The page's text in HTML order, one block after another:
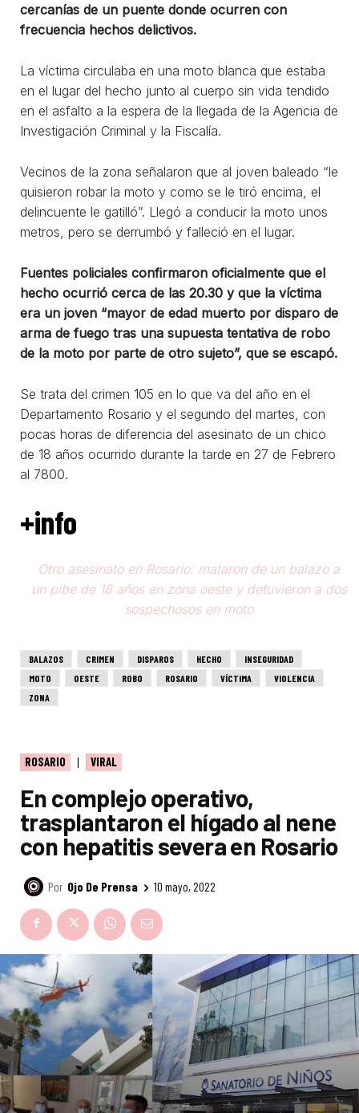
cercanías de un puente donde ocurren con
frecuencia hechos delictivos.
La víctima circulaba en una moto blanca que estaba
en el lugar del hecho junto al cuerpo sin vida tendido
en el asfalto a la espera de la llegada de la Agencia de
Investigación Criminal y la Fiscalía.
Vecinos de la zona señalaron que al joven baleado “le
quisieron robar la moto y como se le tiró encima, el
delincuente le gatilló”. Llegó a conducir la moto unos
metros, pero se derrumbó y falleció en el lugar.
Fuentes policiales confirmaron oficialmente que el
hecho ocurrió cerca de las 20.30 y que la víctima
era un joven “mayor de edad muerto por disparo de
arma de fuego tras una supuesta tentativa de robo
de la moto por parte de otro sujeto”, que se escapó.
Se trata del crimen 105 en lo que va del año en el
Departamento Rosario y el segundo del martes, con
pocas horas de diferencia del asesinato de un chico
de 18 años ocurrido durante la tarde en 27 de Febrero
al 7800.
+info
Otro asesinato en Rosario: mataron de un balazo a
un pibe de 18 años en zona oeste y detuvieron a dos
sospechosos en moto
BALAZOS CRIMEN DISPAROS HECHO
INSEGURIDAD
MOTO
OESTE ROBO ROSARIO VÍCTIMA
VIOLENCIA
ZONA